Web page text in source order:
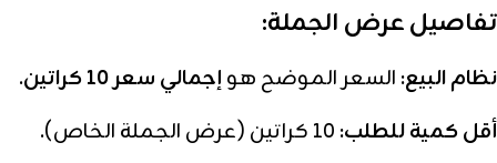
تفاصيل عرض الجملة:
نظام البيع: السعر الموضح هو إجمالي سعر 10 كراتين
.
أقل كمية للطلب: